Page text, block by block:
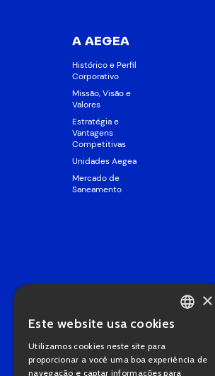
A AEGEA
Histórico e Perfil
Corporativo
Missão, Visão e
Valores
Estratégia e
Vantagens
Competitivas
Unidades Aegea
Mercado de
Saneamento
PORTUGUESE
×
Este website usa cookies
Utilizamos cookies neste site para
proporcionar a você uma boa experiência de
navegação e captar informações para